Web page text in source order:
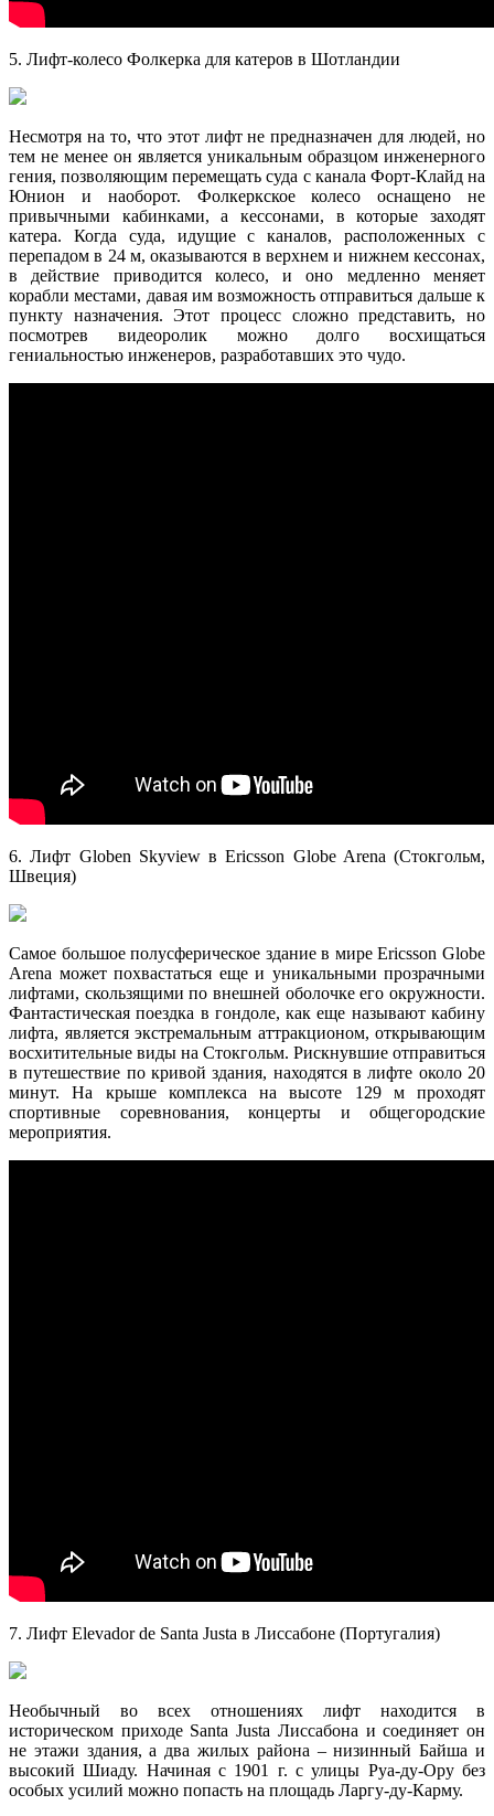
5. Лифт-колесо Фолкерка для катеров в Шотландии
Несмотря на то, что этот лифт не предназначен для людей, но
тем не менее он является уникальным образцом инженерного
гения, позволяющим перемещать суда с канала Форт-Клайд на
Юнион и наоборот. Фолкеркское колесо оснащено не
привычными кабинками, а кессонами, в которые заходят
катера. Когда суда, идущие с каналов, расположенных с
перепадом в 24 м, оказываются в верхнем и нижнем кессонах,
в действие приводится колесо, и оно медленно меняет
корабли местами, давая им возможность отправиться дальше к
пункту назначения. Этот процесс сложно представить, но
посмотрев видеоролик можно долго восхищаться
гениальностью инженеров, разработавших это чудо.
6. Лифт Globen Skyview в Ericsson Globe Arena (Стокгольм,
Швеция)
Самое большое полусферическое здание в мире Ericsson Globe
Arena может похвастаться еще и уникальными прозрачными
лифтами, скользящими по внешней оболочке его окружности.
Фантастическая поездка в гондоле, как еще называют кабину
лифта, является экстремальным аттракционом, открывающим
восхитительные виды на Стокгольм. Рискнувшие отправиться
в путешествие по кривой здания, находятся в лифте около 20
минут. На крыше комплекса на высоте 129 м проходят
спортивные соревнования, концерты и общегородские
мероприятия.
7. Лифт Elevador de Santa Justa в Лиссабоне (Португалия)
Необычный во всех отношениях лифт находится в
историческом приходе Santa Justa Лиссабона и соединяет он
не этажи здания, а два жилых района – низинный Байша и
высокий Шиаду. Начиная с 1901 г. с улицы Руа-ду-Ору без
особых усилий можно попасть на площадь Ларгу-ду-Карму.